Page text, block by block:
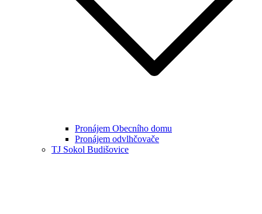
Pronájem Obecního domu
Pronájem odvlhčovače
TJ Sokol Budišovice